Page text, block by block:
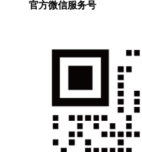
官方微信服务号